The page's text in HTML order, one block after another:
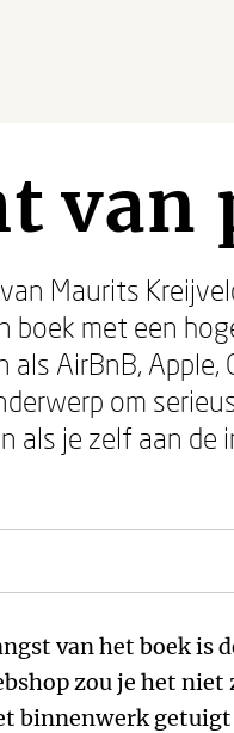
Maurits
boek met een
als AirBnB,
om
als je zelf aan
van het boek is
zou je het niet
binnenwerk getuigt